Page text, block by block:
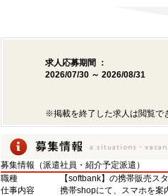
求人応募期間 ：
2026/07/30 ～ 2026/08/31
※掲載を終了した求人は閲覧で
募集情報（派遣社員・紹介予定派遣）
職種
【softbank】の携帯販売ス
仕事内容
携帯shopにて、スマホを案